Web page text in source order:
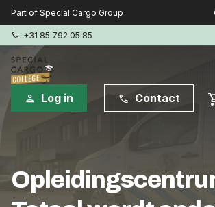
Part of Special Cargo Group
phone +31 85 792 05 85
person Log in phone Contact
Special Cargo Services